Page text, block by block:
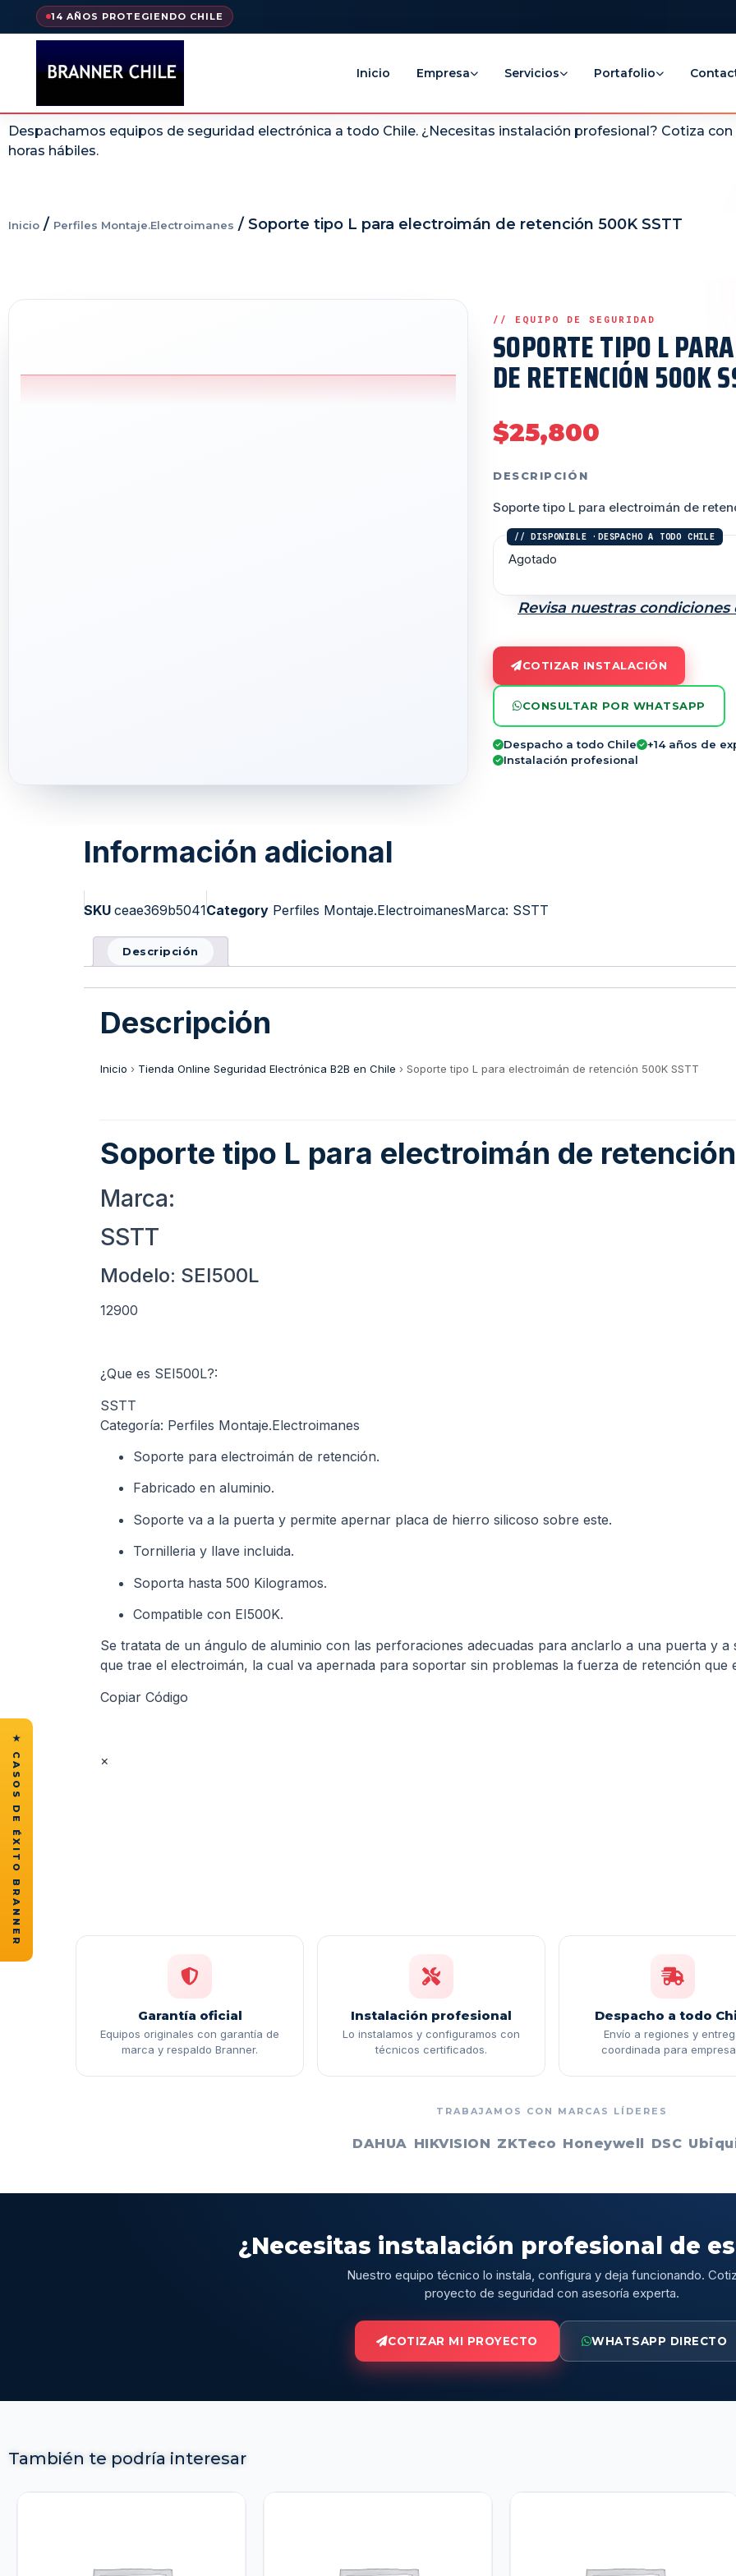
14 AÑOS PROTEGIENDO CHILE
Inicio Empresa Servicios Portafolio
Despachamos equipos de seguridad electrónica a todo Chile. ¿Necesitas instalación profesional? Cotiza
horas hábiles.
Inicio / Perfiles Montaje.Electroimanes / Soporte tipo L para electroimán de retención 500K SSTT
SOPORTE TIPO L
DE RETENCIÓN 500K
$25,800
DESCRIPCIÓN
Soporte tipo L para electroimán de
Agotado
Revisa nuestras condiciones
COTIZAR INSTALACIÓN
CONSULTAR POR WHATSAPP
Despacho a todo Chile
+14 años de
Instalación profesional
Información adicional
SKU ceae369b5041Category Perfiles Montaje.ElectroimanesMarca: SSTT
Descripción
Descripción
Inicio › Tienda Online Seguridad Electrónica B2B en Chile › Soporte tipo L para electroimán de retención 500K SSTT
Soporte tipo L para electroimán de
Marca:
SSTT
Modelo: SEI500L
12900
¿Que es SEI500L?:
SSTT
Categoría: Perfiles Montaje.Electroimanes
Soporte para electroimán de retención.
Fabricado en aluminio.
Soporte va a la puerta y permite apernar placa de hierro silicoso sobre este.
Tornilleria y llave incluida.
Soporta hasta 500 Kilogramos.
Compatible con EI500K.
Se tratata de un ángulo de aluminio con las perforaciones adecuadas para anclarlo a una puerta y
que trae el electroimán, la cual va apernada para soportar sin problemas la fuerza de retención que
Copiar Código
×
Garantía oficial
Equipos originales con garantía de
marca y respaldo Branner.
Instalación profesional
Lo instalamos y configuramos con
técnicos certificados.
Despacho a todo
Envío a regiones y
coordinada para
TRABAJAMOS CON MARCAS LÍDERES
DAHUA HIKVISION ZKTeco Honeywell DSC
¿Necesitas instalación profesional de
Nuestro equipo técnico lo instala, configura y deja funcionando.
proyecto de seguridad con asesoría experta.
COTIZAR MI PROYECTO WHATSAPP DIRECTO
También te podría interesar
★ CASOS DE ÉXITO BRANNER